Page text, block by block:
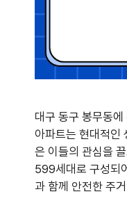
대구 동구 봉무동
아파트는 현대적인
은 이들의 관심을
599세대로 구성되
과 함께 안전한 주